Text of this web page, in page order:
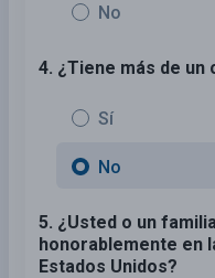
No
4. ¿Tiene más de un
Sí
No
5. ¿Usted o un
honorablemente en
Estados Unidos?